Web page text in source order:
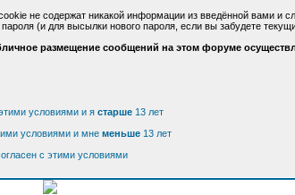
не содержат никакой информации из введённой вами и
(и для высылки нового пароля, если вы забудете
размещение сообщений на этом форуме
условиями и я старше 13 лет
условиями и мне меньше 13 лет
с этими условиями